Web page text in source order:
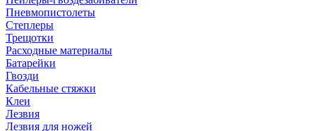
Пневмопистолеты
Степлеры
Трещотки
Расходные материалы
Батарейки
Гвозди
Кабельные стяжки
Клеи
Лезвия
Лезвия для ножей